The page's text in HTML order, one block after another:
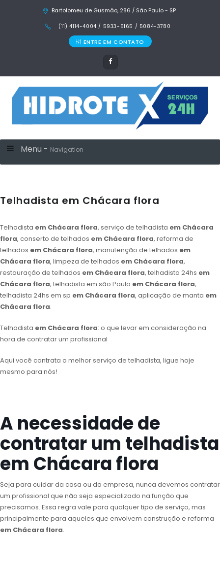
Bartolomeu de Gusmão, 286 / São Paulo - SP
(11) 4114-4004 / 5933-5165 / 5084-3780
ENTRE EM CONTATO
Menu - Navigation
Telhadista em Chácara flora
Telhadista em Chácara flora, serviço de telhadista em Chácara
flora, conserto de telhados em Chácara flora, reforma de
telhados em Chácara flora, manutenção de telhados em
Chácara flora, limpeza de telhados em Chácara flora,
restauração de telhados em Chácara flora, telhadista 24hs em
Chácara flora, telhadista em são Paulo em Chácara flora,
telhadista 24hs em sp em Chácara flora, aplicação de manta em
Chácara flora.
Telhadista em Chácara flora: o que levar em consideração na
hora de contratar um profissional
Aqui você contrata o melhor serviço de telhadista, ligue hoje
mesmo para nós!
A necessidade de
contratar um telhadista
em Chácara flora
Seja para cuidar da casa ou da empresa, nunca devemos contratar
um profissional que não seja especializado na função que
precisamos. Essa regra vale para qualquer tipo de serviço, mas
principalmente para aqueles que envolvem construção e reforma
em Chácara flora.